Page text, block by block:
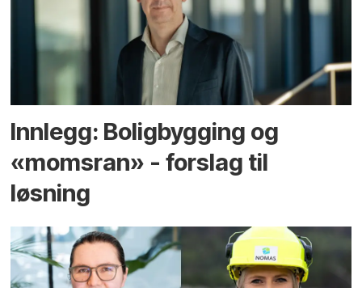
Innlegg: Boligbygging og
«momsran» - forslag til
løsning